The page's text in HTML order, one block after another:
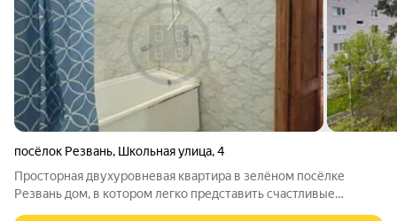
посёлок Резвань, Школьная улица,4
Просторная двухуровневая квартира в зелёном посёлке
Резвань дом, в котором легко представить счастливые